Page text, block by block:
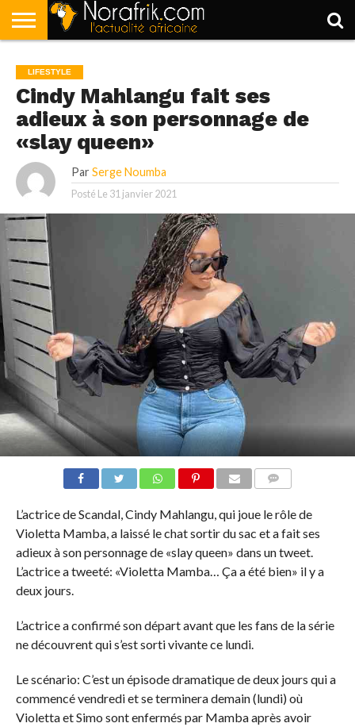
POLITIQUE
SOCIÉTÉ
ECONOMIE
SPORT
LIFESTYLE
LIFESTYLE
Cindy Mahlangu fait ses
adieux à son personnage de
«slay queen»
Par Serge Noumba
Posté Le 31 janvier 2021
L’actrice de Scandal, Cindy Mahlangu, qui joue le rôle de
Violetta Mamba, a laissé le chat sortir du sac et a fait ses
adieux à son personnage de «slay queen» dans un tweet.
L’actrice a tweeté: «Violetta Mamba… Ça a été bien» il y a
deux jours.
L’actrice a confirmé son départ avant que les fans de la série
ne découvrent qui s’est sorti vivante ce lundi.
Le scénario: C’est un épisode dramatique de deux jours qui a
commencé vendredi et se terminera demain (lundi) où
Violetta et Simo sont enfermés par Mamba après avoir